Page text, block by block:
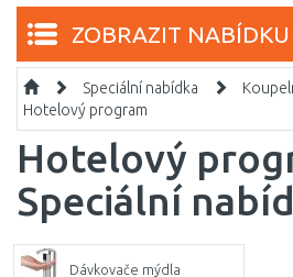
ZOBRAZIT NABÍDKU
Speciální nabídka
Hotelový program
Hotelový
Speciální
Dávkovače mýdla